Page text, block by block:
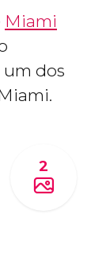
Miami
um dos
2